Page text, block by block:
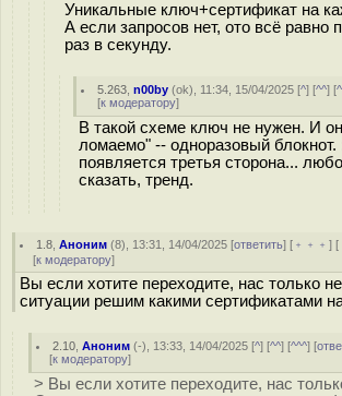
Уникальные ключ+сертификат на
А если запросов нет, ото всё равно
раз в секунду.
5.263 ,n00by (ok), 11:34, 15/04/2025 [^] [^^] [
[к модератору]
В такой схеме ключ не нужен. И
ломаемо" -- одноразовый
появляется третья сторона...
сказать, тренд.
1.8 ,Аноним (8), 13:31, 14/04/2025 [ответить] [ ﹢﹢﹢] [
[к модератору]
Вы если хотите переходите, нас только
ситуации решим какими сертификатами
2.10 ,Аноним (-), 13:33, 14/04/2025 [^] [^^] [^^^] [
[к модератору]
> Вы если хотите переходите, нас